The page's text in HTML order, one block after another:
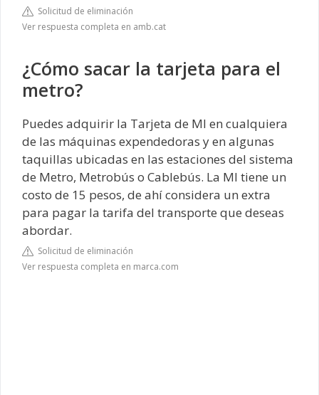
Solicitud de eliminación
Ver respuesta completa en amb.cat
¿Cómo sacar la tarjeta para el
metro?
Puedes adquirir la Tarjeta de MI en cualquiera
de las máquinas expendedoras y en algunas
taquillas ubicadas en las estaciones del sistema
de Metro, Metrobús o Cablebús. La MI tiene un
costo de 15 pesos, de ahí considera un extra
para pagar la tarifa del transporte que deseas
abordar.
Solicitud de eliminación
Ver respuesta completa en marca.com